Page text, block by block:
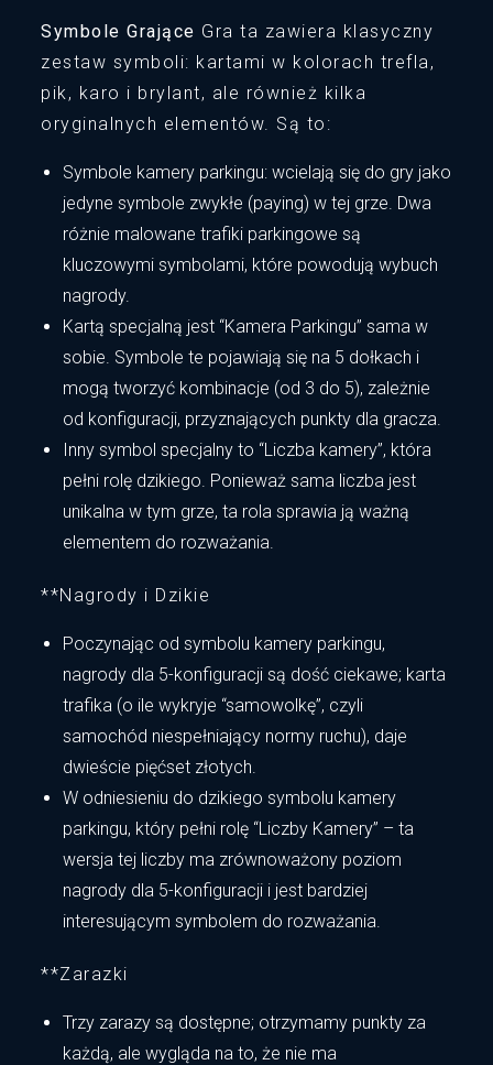
Symbole Grające Gra ta zawiera klasyczny
zestaw symboli: kartami w kolorach trefla,
pik, karo i brylant, ale również kilka
oryginalnych elementów. Są to:
Symbole kamery parkingu: wcielają się do gry jako
jedyne symbole zwykłe (paying) w tej grze. Dwa
różnie malowane trafiki parkingowe są
kluczowymi symbolami, które powodują wybuch
nagrody.
Kartą specjalną jest “Kamera Parkingu” sama w
sobie. Symbole te pojawiają się na 5 dołkach i
mogą tworzyć kombinacje (od 3 do 5), zależnie
od konfiguracji, przyznających punkty dla gracza.
Inny symbol specjalny to “Liczba kamery”, która
pełni rolę dzikiego. Ponieważ sama liczba jest
unikalna w tym grze, ta rola sprawia ją ważną
elementem do rozważania.
**Nagrody i Dzikie
Poczynając od symbolu kamery parkingu,
nagrody dla 5-konfiguracji są dość ciekawe; karta
trafika (o ile wykryje “samowolkę”, czyli
samochód niespełniający normy ruchu), daje
dwieście pięćset złotych.
W odniesieniu do dzikiego symbolu kamery
parkingu, który pełni rolę “Liczby Kamery” – ta
wersja tej liczby ma zrównoważony poziom
nagrody dla 5-konfiguracji i jest bardziej
interesującym symbolem do rozważania.
**Zarazki
Trzy zarazy są dostępne; otrzymamy punkty za
każdą, ale wygląda na to, że nie ma